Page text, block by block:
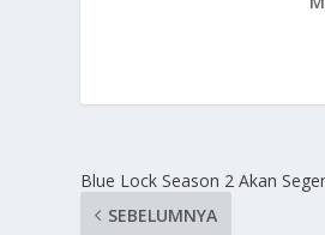
Blue Lock Season 2 Akan
SEBELUMNYA